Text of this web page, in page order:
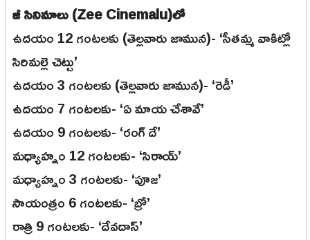
జీ సినిమాలు (Zee Cinemalu)లో
ఉదయం 12 గంటలకు (తెల్లవారు జామున)- ‘సీతమ్మ వాకిట్లో
సిరిమల్లె చెట్టు’
ఉదయం 3 గంటలకు (తెల్లవారు జామున)- ‘రెడీ’
ఉదయం 7 గంటలకు- ‘ఏ మాయ చేశావే’
ఉదయం 9 గంటలకు- ‘రంగ్ దే’
మధ్యాహ్నం 12 గంటలకు- ‘సిరాయ్’
మధ్యాహ్నం 3 గంటలకు- ‘పూజ’
సాయంత్రం 6 గంటలకు- ‘బ్రో’
రాత్రి 9 గంటలకు- ‘దేవదాస్’